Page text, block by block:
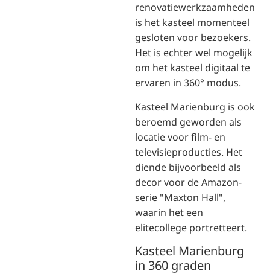
renovatiewerkzaamheden
is het kasteel momenteel
gesloten voor bezoekers.
Het is echter wel mogelijk
om het kasteel digitaal te
ervaren in 360° modus.
Kasteel Marienburg is ook
beroemd geworden als
locatie voor film- en
televisieproducties. Het
diende bijvoorbeeld als
decor voor de Amazon-
serie "Maxton Hall",
waarin het een
elitecollege portretteert.
Kasteel Marienburg
in 360 graden